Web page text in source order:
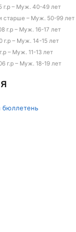
г.р – Муж. 40-49 лет
и старше – Муж. 50-99 лет
г.р – Муж. 16-17 лет
г.р – Муж. 14-15 лет
– Муж. 11-13 лет
г.р – Муж. 18-19 лет